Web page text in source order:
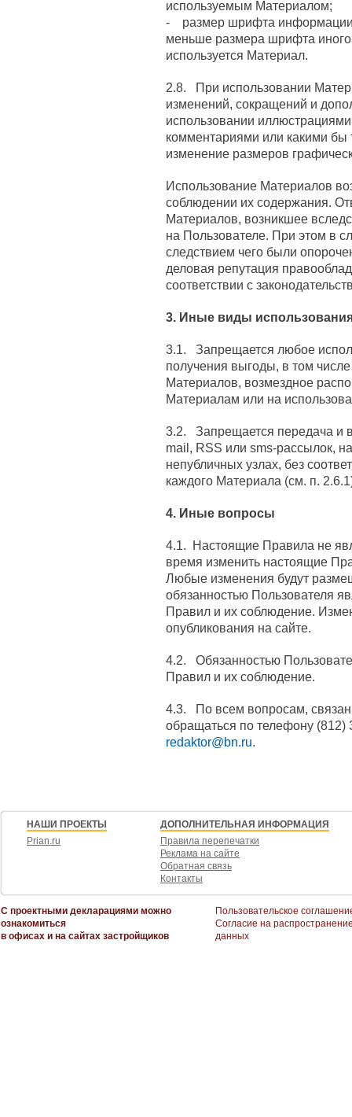
используемым Материалом;
- размер шрифта информации
меньше размера шрифта иного
используется Материал.
2.8. При использовании
изменений, сокращений и
использовании
комментариями или какими
изменение размеров
Использование Материалов
соблюдении их содержания.
Материалов, возникшее
на Пользователе. При этом в
следствием чего были
деловая репутация
соответствии с
3. Иные виды
3.1. Запрещается любое
получения выгоды, в том
Материалов, возмездное
Материалам или на
3.2. Запрещается передача и
mail, RSS или sms-рассылок,
непубличных узлах, без
каждого Материала (см. п.
4. Иные вопросы
4.1. Настоящие Правила не
время изменить настоящие
Любые изменения будут
обязанностью Пользователя
Правил и их соблюдение.
опубликования на сайте.
4.2. Обязанностью
Правил и их соблюдение.
4.3. По всем вопросам,
обращаться по телефону (812)
redaktor@bn.ru.
НАШИ ПРОЕКТЫ
Prian.ru
ДОПОЛНИТЕЛЬНАЯ ИНФОРМАЦИЯ
Правила перепечатки
Реклама на сайте
Обратная связь
Контакты
С проектными декларациями можно
ознакомиться
в офисах и на сайтах застройщиков
Пользовательское
Согласие на
данных